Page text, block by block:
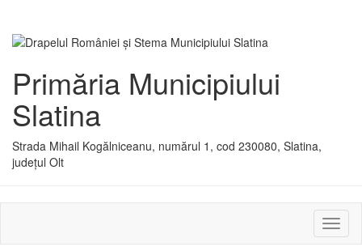
Primăria Municipiului
Slatina
Strada Mihail Kogălniceanu, numărul 1, cod 230080, Slatina,
județul Olt
sau